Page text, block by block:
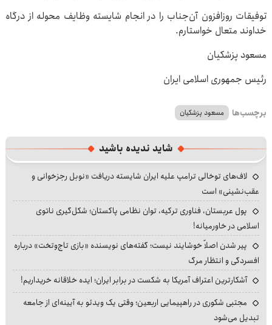
توفیقات روزافزون آن‌جناب را در انجام شایسته وظایف محوله از درگاه
خداوند متعال خواستارم.
مسعود پزشکیان
رئیس جمهوری اسلامی ایران
برچسب‌ها مسعود پزشکیان
شاید ندیده باشید
لاف‌های توخالی ترامپ علیه ایران شایسته دریافت «نوبل رجزخوانی و
عقب‌نشینی» است
پول عربستان، فناوری ترکیه، توان نظامی پاکستان؛ شکل‌گیری ناتوی
اسلامی در خاورمیانه!
پیر شدن اصلاً خوشایند نیست؛ گفته‌های نویسنده «بازی تاج‌وتخت» درباره
افسردگی و انتظار مرگ
آشکارترین اعتراف آمریکا به شکست در برابر ایران؛ ایده خلاقانه خریداریم!
مجتبی شکوری در راهپیمایی اربعین؛ وقتی یک ویدئو به آیینه‌ای از جامعه
تبدیل می‌شود